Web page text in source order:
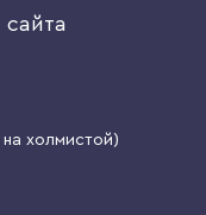
сайта
холмистой)